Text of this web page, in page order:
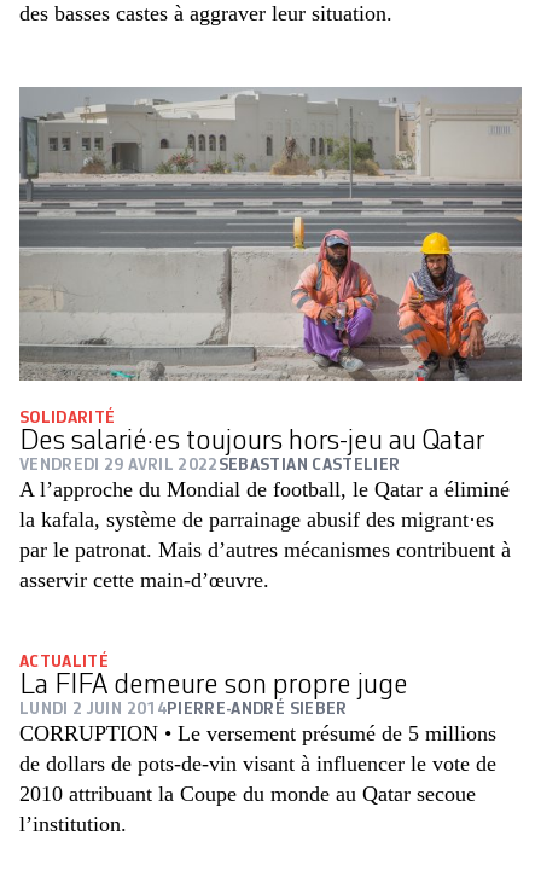
des basses castes à aggraver leur situation.
SOLIDARITÉ
Des salarié·es toujours hors-jeu au Qatar
VENDREDI 29 AVRIL 2022 SEBASTIAN CASTELIER
A l’approche du Mondial de football, le Qatar a éliminé
la kafala, système de parrainage abusif des migrant·es
par le patronat. Mais d’autres mécanismes contribuent à
asservir cette main-d’œuvre.
ACTUALITÉ
La FIFA demeure son propre juge
LUNDI 2 JUIN 2014PIERRE-ANDRÉ SIEBER
CORRUPTION • Le versement présumé de 5 millions
de dollars de pots-de-vin visant à influencer le vote de
2010 attribuant la Coupe du monde au Qatar secoue
l’institution.